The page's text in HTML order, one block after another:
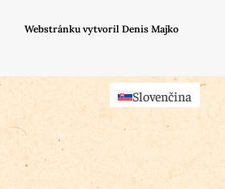
Webstránku vytvoril Denis Majko
Slovenčina